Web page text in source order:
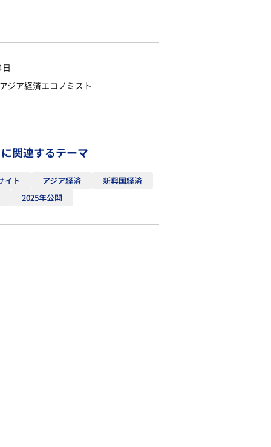
ジア経済エコノミスト
関連するテーマ
イト アジア経済
新興国経済
2025年公開